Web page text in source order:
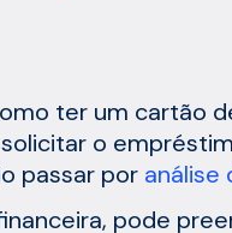
ter um cartão
o
passar por análise
pode